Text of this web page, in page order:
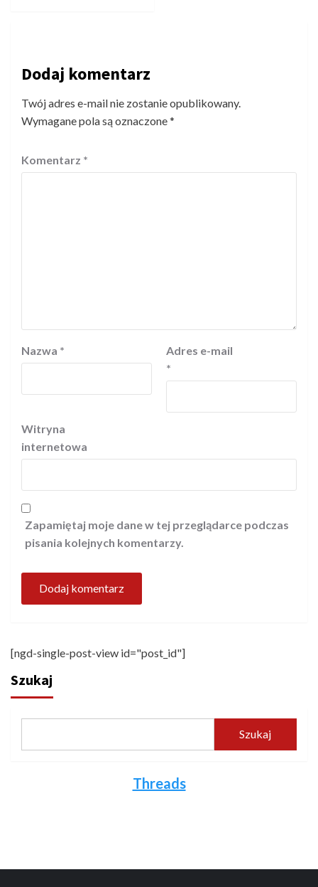
Dodaj komentarz
Twój adres e-mail nie zostanie opublikowany.
Wymagane pola są oznaczone*
Komentarz *
Nazwa *
Adres e-mail
*
Witryna
internetowa
Zapamiętaj moje dane w tej przeglądarce podczas
pisania kolejnych komentarzy.
[ngd-single-post-view id="post_id"]
Szukaj
Szukaj
Threads